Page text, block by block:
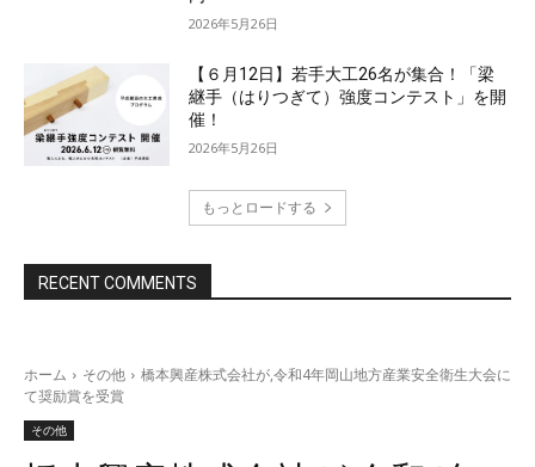
2026年5月26日
【６月12日】若手大工26名が集合！「梁
継手（はりつぎて）強度コンテスト」を開
催！
2026年5月26日
もっとロードする
RECENT COMMENTS